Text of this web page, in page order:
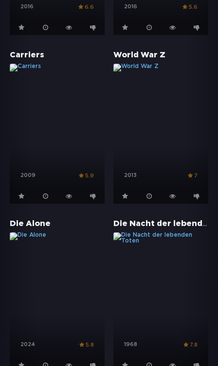
2016 6.6 2016 5.6
Carriers
2009 5.9
World War Z
2013 7
Die Alone
2024 5.8
Die Nacht der lebenden Toten
1968 7.8